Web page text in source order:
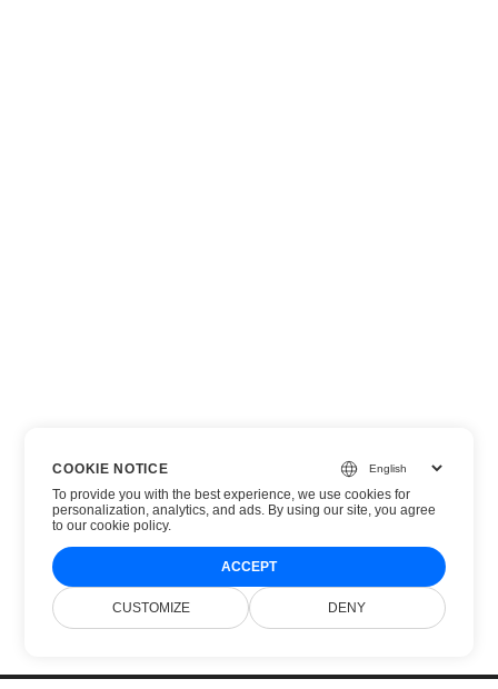
COOKIE NOTICE
To provide you with the best experience, we use cookies for
personalization, analytics, and ads. By using our site, you agree
toour cookie policy.
ACCEPT
CUSTOMIZE DENY